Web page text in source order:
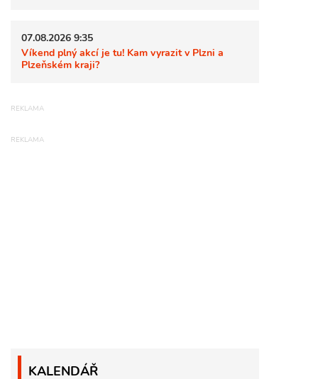
07.08.2026 9:35
Víkend plný akcí je tu! Kam vyrazit v Plzni a
Plzeňském kraji?
KALENDÁŘ